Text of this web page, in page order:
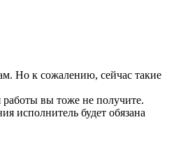
Но к сожалению, сейчас такие
работы вы тоже не получите.
исполнитель будет обязана